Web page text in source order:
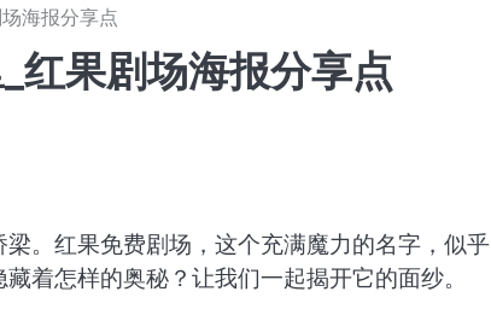
海报分享点
红果剧场海报分享点
。红果免费剧场，这个充满魔力的名字，似乎
着怎样的奥秘？让我们一起揭开它的面纱。